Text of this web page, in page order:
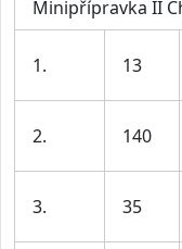
Minipřípravka II
1. 13
2. 140
3. 35